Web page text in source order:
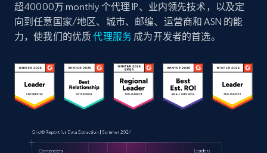
超40000万 monthly 个代理 IP、业内领先技术，以及定
向到任意国家/地区、城市、邮编、运营商和 ASN 的能
力，使我们的优质代理服务 成为开发者的首选。